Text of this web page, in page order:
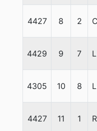
4427 8 2
4429 9 7
4305 10 8
4427 11 1